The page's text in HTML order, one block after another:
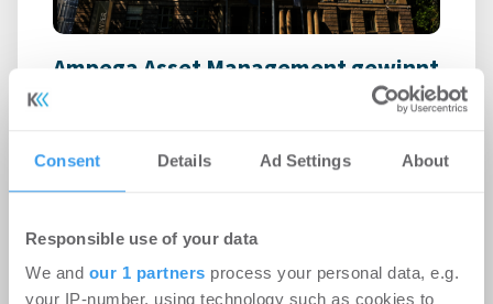
Consent Details Ad Settings About
Responsible use of your data
We and our 1 partners process your personal data, e.g.
your IP-number, using technology such as cookies to
Ampega Asset Management gewinnt
Login für den ganzen Artikel Wenn noch nicht
kostenlosen Account, um auf die neusten ...